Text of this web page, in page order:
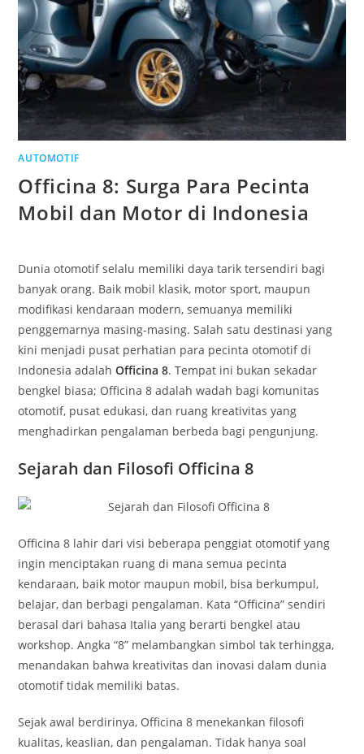
AUTOMOTIF
Officina 8: Surga Para Pecinta
Mobil dan Motor di Indonesia
Dunia otomotif selalu memiliki daya tarik tersendiri bagi
banyak orang. Baik mobil klasik, motor sport, maupun
modifikasi kendaraan modern, semuanya memiliki
penggemarnya masing-masing. Salah satu destinasi yang
kini menjadi pusat perhatian para pecinta otomotif di
Indonesia adalahOfficina 8. Tempat ini bukan sekadar
bengkel biasa; Officina 8 adalah wadah bagi komunitas
otomotif, pusat edukasi, dan ruang kreativitas yang
menghadirkan pengalaman berbeda bagi pengunjung.
Sejarah dan Filosofi Officina 8
Officina 8 lahir dari visi beberapa penggiat otomotif yang
ingin menciptakan ruang di mana semua pecinta
kendaraan, baik motor maupun mobil, bisa berkumpul,
belajar, dan berbagi pengalaman. Kata “Officina” sendiri
berasal dari bahasa Italia yang berarti bengkel atau
workshop. Angka “8” melambangkan simbol tak terhingga,
menandakan bahwa kreativitas dan inovasi dalam dunia
otomotif tidak memiliki batas.
Sejak awal berdirinya, Officina 8 menekankan filosofi
kualitas, keaslian, dan pengalaman. Tidak hanya soal